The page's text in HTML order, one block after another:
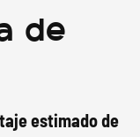
de
estimado de